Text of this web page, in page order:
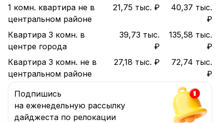
1 комн. квартира не в
центральном районе
21,75 тыс. ₽
40,37 тыс.
₽
Квартира 3 комн. в
центре города
39,73 тыс.
₽
135,58 тыс.
₽
Квартира 3 комн. не в
центральном районе
27,18 тыс. ₽
72,74 тыс.
₽
Подпишись
на еженедельную рассылку
дайджеста по релокации